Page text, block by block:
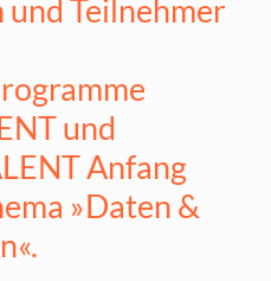
Teilnehmer
und
Anfang
»Daten &